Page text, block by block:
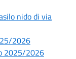
nido di via
2026
2025/2026